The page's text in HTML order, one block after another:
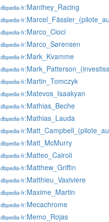
dbpedia-fr:Manthey_Racing
dbpedia-fr
dbpedia-fr:Marco_Cioci
dbpedia-fr:Marco_Sørensen
dbpedia-fr:Mark_Kvamme
dbpedia-fr
dbpedia-fr:Martin_Tomczyk
dbpedia-fr:Matevos_Isaakyan
dbpedia-fr:Mathias_Beche
dbpedia-fr:Mathias_Lauda
dbpedia-fr
dbpedia-fr:Matt_McMurry
dbpedia-fr:Matteo_Cairoli
dbpedia-fr:Matthew_Griffin
dbpedia-fr:Matthieu_Vaxiviere
dbpedia-fr:Maxime_Martin
dbpedia-fr:Mecachrome
dbpedia-fr:Memo_Rojas